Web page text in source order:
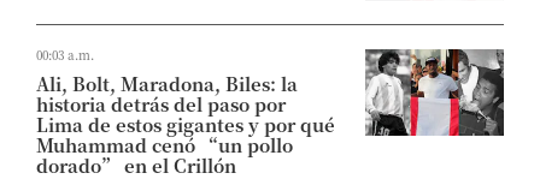
00:03 a.m.
Ali, Bolt, Maradona, Biles: la
historia detrás del paso por
Lima de estos gigantes y por qué
Muhammad cenó “un pollo
dorado” en el Crillón